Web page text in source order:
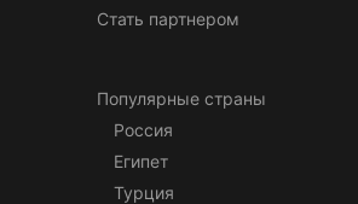
Стать партнером
Популярные страны
Россия
Египет
Турция